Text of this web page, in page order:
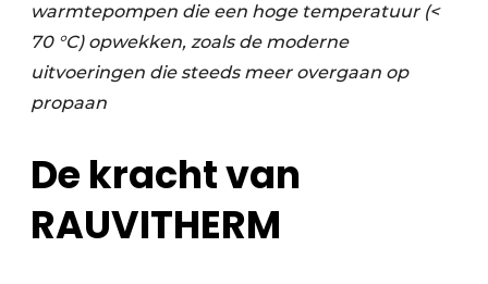
warmtepompen die een hoge temperatuur (<
70 °C) opwekken, zoals de moderne
uitvoeringen die steeds meer overgaan op
propaan
De kracht van
RAUVITHERM